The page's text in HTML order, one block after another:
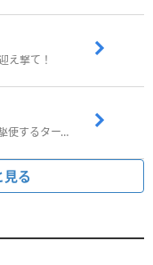
え撃て！
武器の『アビリティ』と『戦神』を駆使するターン制コマンドバトルRPG！
見る